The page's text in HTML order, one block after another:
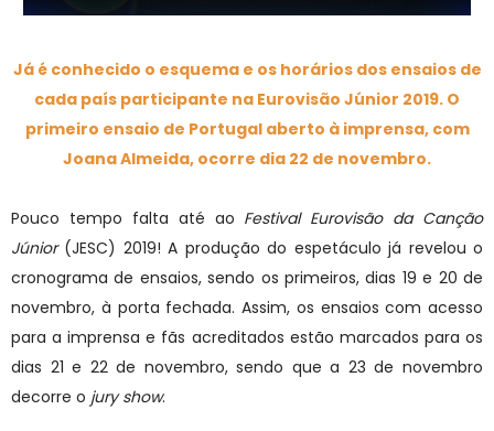
Já é conhecido o esquema e os horários dos ensaios de
cada país participante na Eurovisão Júnior 2019. O
primeiro ensaio de Portugal aberto à imprensa, com
Joana Almeida, ocorre dia 22 de novembro.
Pouco tempo falta até ao Festival Eurovisão da Canção
Júnior (JESC) 2019! A produção do espetáculo já revelou o
cronograma de ensaios, sendo os primeiros, dias 19 e 20 de
novembro, à porta fechada. Assim, os ensaios com acesso
para a imprensa e fãs acreditados estão marcados para os
dias 21 e 22 de novembro, sendo que a 23 de novembro
decorre o jury show.